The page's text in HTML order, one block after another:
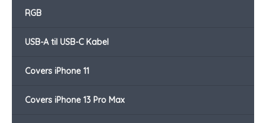
RGB
USB-A til USB-C Kabel
Covers iPhone 11
Covers iPhone 13 Pro Max